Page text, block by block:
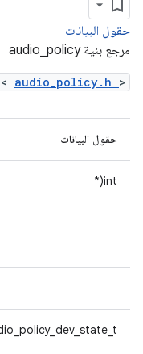
حقول البيانات
مرجع بنية audio_policy
audio_policy.h >
حقول البيانات
int(*